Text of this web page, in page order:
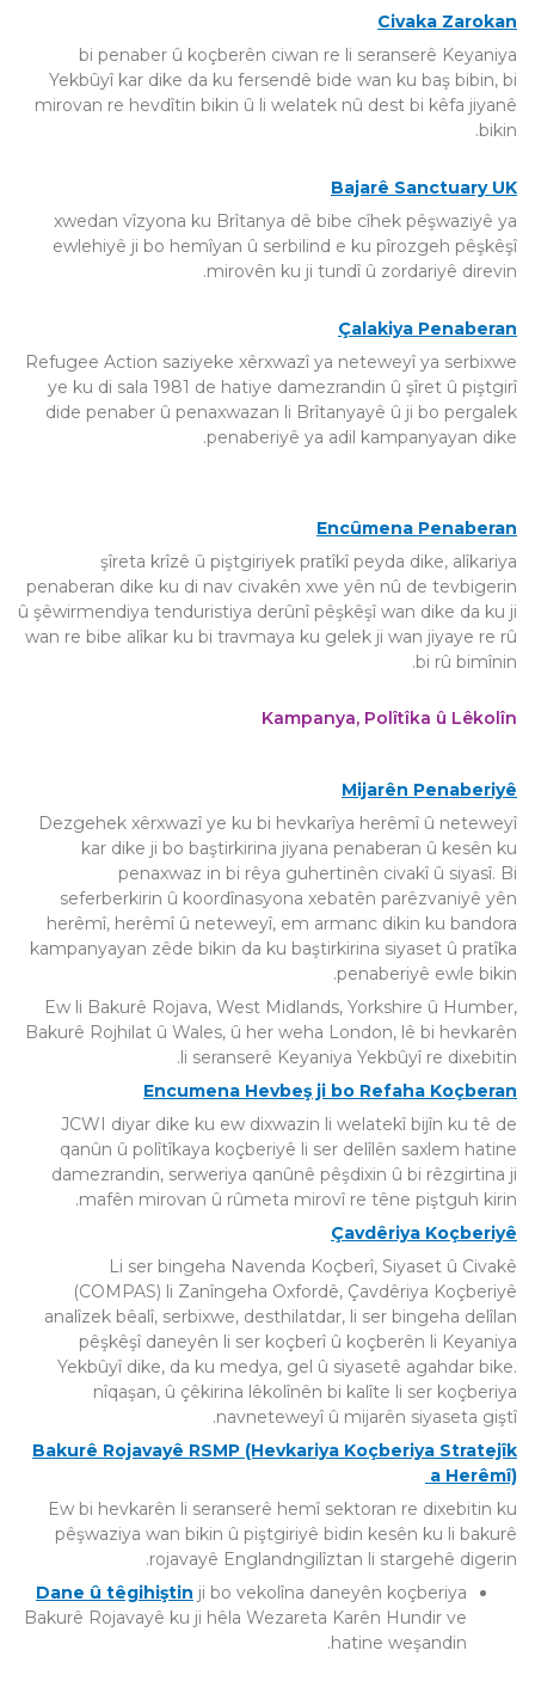
Civaka Zarokan
bi penaber û koçberên ciwan re li seranserê Keyaniya
Yekbûyî kar dike da ku fersendê bide wan ku baş bibin, bi
mirovan re hevdîtin bikin û li welatek nû dest bi kêfa jiyanê
bikin.
Bajarê Sanctuary UK
xwedan vîzyona ku Brîtanya dê bibe cîhek pêşwaziyê ya
ewlehiyê ji bo hemîyan û serbilind e ku pîrozgeh pêşkêşî
mirovên ku ji tundî û zordariyê direvin.
Çalakiya Penaberan
Refugee Action saziyeke xêrxwazî ya neteweyî ya serbixwe
ye ku di sala 1981 de hatiye damezrandin û şîret û piştgirî
dide penaber û penaxwazan li Brîtanyayê û ji bo pergalek
penaberiyê ya adil kampanyayan dike.
Encûmena Penaberan
şîreta krîzê û piştgiriyek pratîkî peyda dike, alîkariya
penaberan dike ku di nav civakên xwe yên nû de tevbigerin
û şêwirmendiya tenduristiya derûnî pêşkêşî wan dike da ku ji
wan re bibe alîkar ku bi travmaya ku gelek ji wan jiyaye re rû
bi rû bimînin.
Kampanya, Polîtîka û Lêkolîn
Mijarên Penaberiyê
Dezgehek xêrxwazî ye ku bi hevkarîya herêmî û neteweyî
kar dike ji bo baştirkirina jiyana penaberan û kesên ku
penaxwaz in bi rêya guhertinên civakî û siyasî. Bi
seferberkirin û koordînasyona xebatên parêzvaniyê yên
herêmî, herêmî û neteweyî, em armanc dikin ku bandora
kampanyayan zêde bikin da ku baştirkirina siyaset û pratîka
penaberiyê ewle bikin.
Ew li Bakurê Rojava, West Midlands, Yorkshire û Humber,
Bakurê Rojhilat û Wales, û her weha London, lê bi hevkarên
li seranserê Keyaniya Yekbûyî re dixebitin.
Encumena Hevbeş ji bo Refaha Koçberan
JCWI diyar dike ku ew dixwazin li welatekî bijîn ku tê de
qanûn û polîtîkaya koçberiyê li ser delîlên saxlem hatine
damezrandin, serweriya qanûnê pêşdixin û bi rêzgirtina ji
mafên mirovan û rûmeta mirovî re têne piştguh kirin.
Çavdêriya Koçberiyê
Li ser bingeha Navenda Koçberî, Siyaset û Civakê
(COMPAS) li Zanîngeha Oxfordê, Çavdêriya Koçberiyê
analîzek bêalî, serbixwe, desthilatdar, li ser bingeha delîlan
pêşkêşî daneyên li ser koçberî û koçberên li Keyaniya
Yekbûyî dike, da ku medya, gel û siyasetê agahdar bike.
nîqaşan, û çêkirina lêkolînên bi kalîte li ser koçberiya
navneteweyî û mijarên siyaseta giştî.
Bakurê Rojavayê RSMP (Hevkariya Koçberiya Stratejîk
a Herêmî)
Ew bi hevkarên li seranserê hemî sektoran re dixebitin ku
pêşwaziya wan bikin û piştgiriyê bidin kesên ku li bakurê
rojavayê Englandngilîztan li stargehê digerin.
Dane û têgihiştin ji bo vekolîna daneyên koçberiya
Bakurê Rojavayê ku ji hêla Wezareta Karên Hundir ve
hatine weşandin.